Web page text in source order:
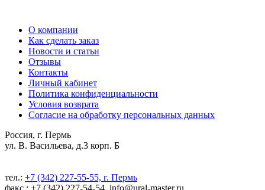
О компании
Как сделать заказ
Новости и статьи
Отзывы
Контакты
Личный кабинет
Политика конфиденциальности
Условия возврата
Согласие на обработку персональных данных
Россия, г. Пермь
ул. В. Васильева, д.3 корп. Б
тел.: +7 (342) 227-55-55, г. Пермь
факс.: +7 (342) 227-54-54, info@ural-master.ru